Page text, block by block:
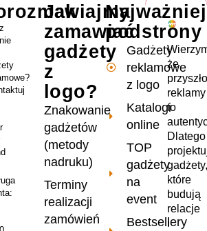
że
reklamy
to
Dlatego
gadżety,
które
budują
relacje
i
podstrony
Gadżety
reklamowe
z logo
Katalogi
online
TOP
gadżety
na
event
Bestsellery
Jak
zamawiać
gadżety
z
logo?
Znakowanie
gadżetów
(metody
nadruku)
Terminy
realizacji
zamówień